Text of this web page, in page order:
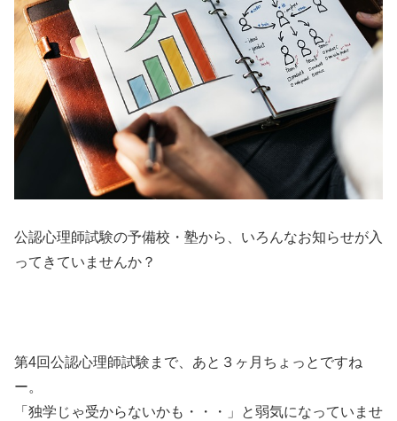
公認心理師試験の予備校・塾から、いろんなお知らせが入
ってきていませんか？
第4回公認心理師試験まで、あと３ヶ月ちょっとですね
ー。
「独学じゃ受からないかも・・・」と弱気になっていませ